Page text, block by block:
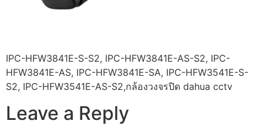
IPC-HFW3841E-S-S2, IPC-HFW3841E-AS-S2, IPC-
HFW3841E-AS, IPC-HFW3841E-SA, IPC-HFW3541E-S-
S2, IPC-HFW3541E-AS-S2,กล้องวงจรปิด dahua cctv
Leave a Reply